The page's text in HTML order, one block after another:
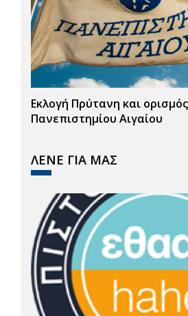
Εκλογή Πρύτανη και
Πανεπιστημίου Αιγαίου
ΛΕΝΕ ΓΙΑ ΜΑΣ